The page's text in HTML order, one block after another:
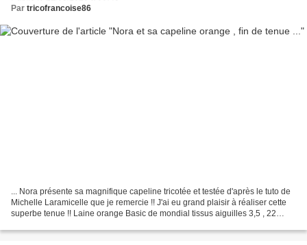
Par tricofrancoise86
... Nora présente sa magnifique capeline tricotée et testée d'après le tuto de
Michelle Laramicelle que je remercie !! J'ai eu grand plaisir à réaliser cette
superbe tenue !! Laine orange Basic de mondial tissus aiguilles 3,5 , 22